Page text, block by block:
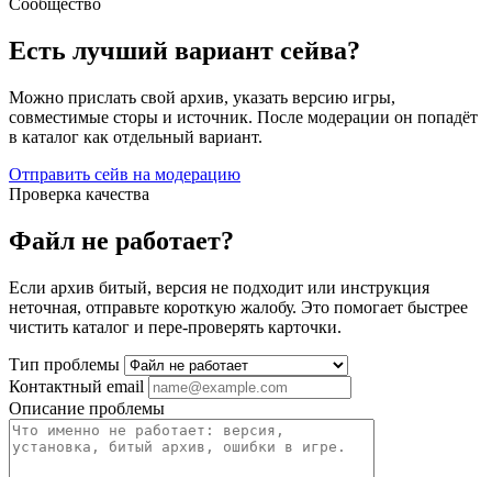
Сообщество
Есть лучший вариант сейва?
Можно прислать свой архив, указать версию игры,
совместимые сторы и источник. После модерации он попадёт
в каталог как отдельный вариант.
Отправить сейв на модерацию
Проверка качества
Файл не работает?
Если архив битый, версия не подходит или инструкция
неточная, отправьте короткую жалобу. Это помогает быстрее
чистить каталог и пере-проверять карточки.
Тип проблемы
Контактный email
Описание проблемы